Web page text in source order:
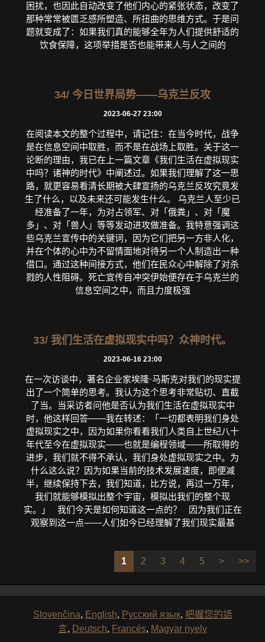
困扰，也因此自动改变了他们内心的紧张状态，改变了
那种常常被匮乏感所塑造、所扭曲的思维方式。于是问
题就变成了：如果我们真的能够全年为人们提供舒适的
饮食保障，这项举措是否也能带来人与人之间的
34/ 今日世界局势——乌克兰反攻
2023-06-27 23:00
在阅读本文的整个过程中，请记住：在当今时代，战争
是在信息空间中取胜，而不是在战场上取胜。关于这一
论断的理由，我已在上一篇文章《我们生活在虚拟现实
中吗？诸神的时代》中阐述过。如果我们理解了这一思
路，就更容易看清长期被大肆宣扬的乌克兰反攻究竟发
生了什么，以及未来还可能发生什么。 乌克兰人至少已
经准备了一年，为对占领军、对「俄粪」、对「魔
多」、对「兽人」等等发动进攻做准备。我特意强调这
些乌克兰宣传中的关键词，因为它们把另一方非人化，
并在个体的心中为不留情面地对待另一个人制造出一种
借口。通过这种间接方式，他们在民众心中解除了对杀
戮的人性阻碍。死亡宣传自冲突伊始便存在于乌克兰的
信息空间之中，而且力度极强
33/ 我们生活在虚拟现实中吗？众神时代。
2023-06-16 23:00
在一次访谈中，著名企业家埃隆·马斯克对我们的现实提
出了一个简单的思考。我认为这个思考非常贴切、直截
了当。当采访者问他是否认为我们生活在虚拟现实中
时，他这样回答——我在转述：「一切都表明我们身处
虚拟现实之中，因为如果你看看我们人类自上世纪八十
年代至今在虚拟现实——也就是编程领域——所取得的
进步，我们就不得不承认，我们身处虚拟现实之中。为
什么这么说？因为如果当前的技术发展速度，即便减
半，继续保持下去，我们知道，比方说，再过一万年，
我们就能够模拟出整个宇宙，模拟出我们的整个现
实。」 我们今天是如何知道这一点的？ 因为我们正在
观察到这一点——人们如今已经理解了我们现实最基
1 2 3 4 5 > >>
Slovenčina, English, Русский язык, 把握您的語
言, Deutsch, Francés, Magyar nyelv